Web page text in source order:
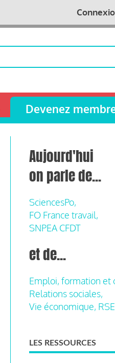
Devenez
Aujourd'hui
on parle de...
SciencesPo,
FO France travail,
SNPEA CFDT
et de...
Emploi, formation et
Relations sociales,
Vie économique,
LES RESSOURCES